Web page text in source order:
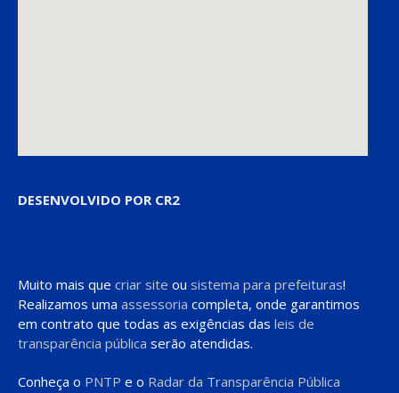
DESENVOLVIDO POR CR2
Muito mais que criar site ou sistema para prefeituras!
Realizamos uma assessoria completa, onde garantimos
em contrato que todas as exigências das leis de
transparência pública serão atendidas.
Conheça o PNTP e o Radar da Transparência Pública